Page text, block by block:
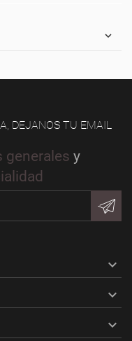
DEJANOS TU EMAIL
generales y


